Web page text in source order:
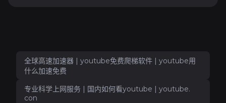
全球高速加速器 | youtube免费爬梯软件 | youtube用
什么加速免费
专业科学上网服务 | 国内如何看youtube | youtube.
con